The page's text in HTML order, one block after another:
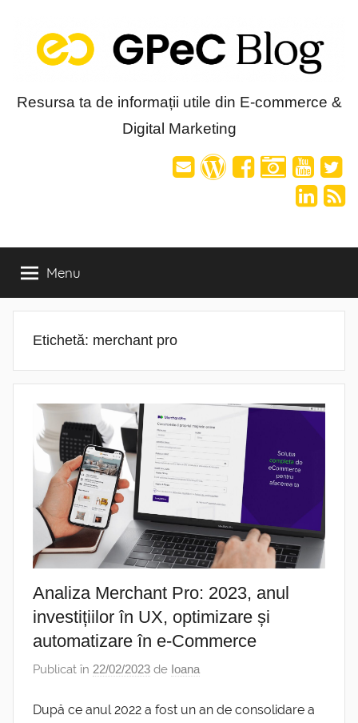
content
Blog-
Resursa ta de informații utile din E-commerce &
Digital Marketing
Menu
Etichetă: merchant pro
Analiza Merchant Pro: 2023, anul
investițiilor în UX, optimizare și
automatizare în e-Commerce
Publicat în 22/02/2023 de Ioana
După ce anul 2022 a fost un an de consolidare a